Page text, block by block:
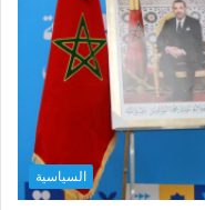
السياسية